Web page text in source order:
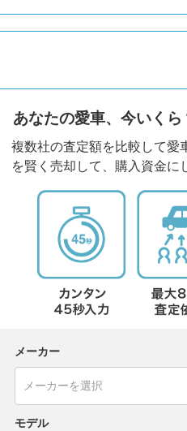
あなたの愛車、今いくら
複数社の査定額を比較して愛
を賢く売却して、購入資金に
メーカー
モデル